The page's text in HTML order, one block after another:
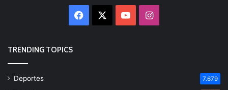
Facebook YouTubeInstagram
TRENDING TOPICS
Deportes 7.679